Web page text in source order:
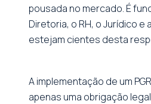
pousada no mercado. É
Diretoria, o RH, o Jurídico e
estejam cientes desta
A implementação de um
apenas uma obrigação